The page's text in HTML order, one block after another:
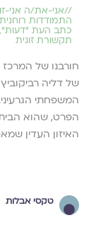
//אני-את/ה אני-
התמודדות רוחנית
כתב העת ״דעות״,
תקשורת זוגית
חורבנו של
של דליה
המשפחתי
הפרט, שהוא
האיזון העדין
טקסי אבלות